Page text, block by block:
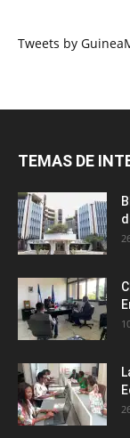
Tweets by
TEMAS DE